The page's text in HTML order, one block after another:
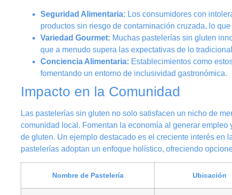
Seguridad Alimentaria: Los consumidores con
productos sin riesgo de contaminación cruzada, lo
Variedad Gourmet: Muchas pastelerías sin gluten
que a menudo supera las expectativas de lo
Conciencia Alimentaria: Establecimientos como
fomentando un entorno de inclusividad gastronómica.
Impacto en la Comunidad
Las pastelerías sin gluten no solo satisfacen un nicho de
comunidad local. Fomentan la economía al generar
de gluten. Un ejemplo destacado es el creciente interés en
pastelerías adoptan un enfoque holístico, ofreciendo
Nombre de Pastelería Ubicación